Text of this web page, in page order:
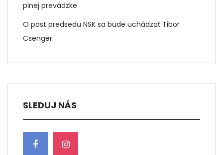
plnej prevádzke
O post predsedu NSK sa bude uchádzať Tibor
Csenger
SLEDUJ NÁS